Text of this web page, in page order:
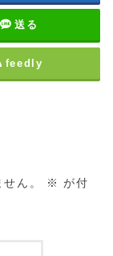
送る
feedly
ん。 ※ が付